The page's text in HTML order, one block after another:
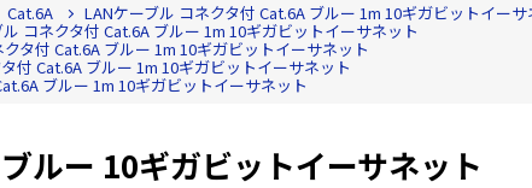
Cat.6A LANケーブル コネクタ付 Cat.6A ブルー 1m 10ギガビットイーサ
コネクタ付 Cat.6A ブルー 1m 10ギガビットイーサネット
タ付 Cat.6A ブルー 1m 10ギガビットイーサネット
付 Cat.6A ブルー 1m 10ギガビットイーサネット
ブルー 1m 10ギガビットイーサネット
ルー 10ギガビットイーサネット